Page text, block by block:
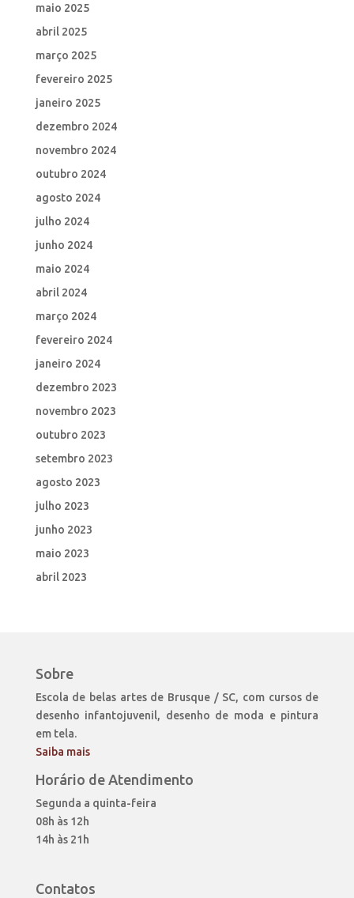
maio 2025
abril 2025
março 2025
fevereiro 2025
janeiro 2025
dezembro 2024
novembro 2024
outubro 2024
agosto 2024
julho 2024
junho 2024
maio 2024
abril 2024
março 2024
fevereiro 2024
janeiro 2024
dezembro 2023
novembro 2023
outubro 2023
setembro 2023
agosto 2023
julho 2023
junho 2023
maio 2023
abril 2023
Sobre
Escola de belas artes de Brusque / SC, com cursos de
desenho infantojuvenil, desenho de moda e pintura
em tela.
Saiba mais
Horário de Atendimento
Segunda a quinta-feira
08h às 12h
14h às 21h
Contatos